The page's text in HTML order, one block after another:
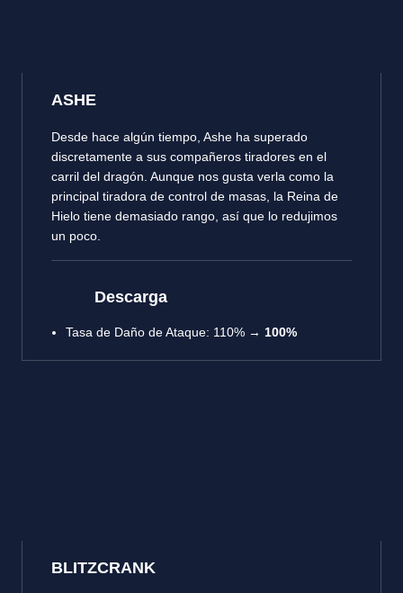
ASHE
Desde hace algún tiempo, Ashe ha superado
discretamente a sus compañeros tiradores en el
carril del dragón. Aunque nos gusta verla como la
principal tiradora de control de masas, la Reina de
Hielo tiene demasiado rango, así que lo redujimos
un poco.
Descarga
Tasa de Daño de Ataque: 110% → 100%
BLITZCRANK